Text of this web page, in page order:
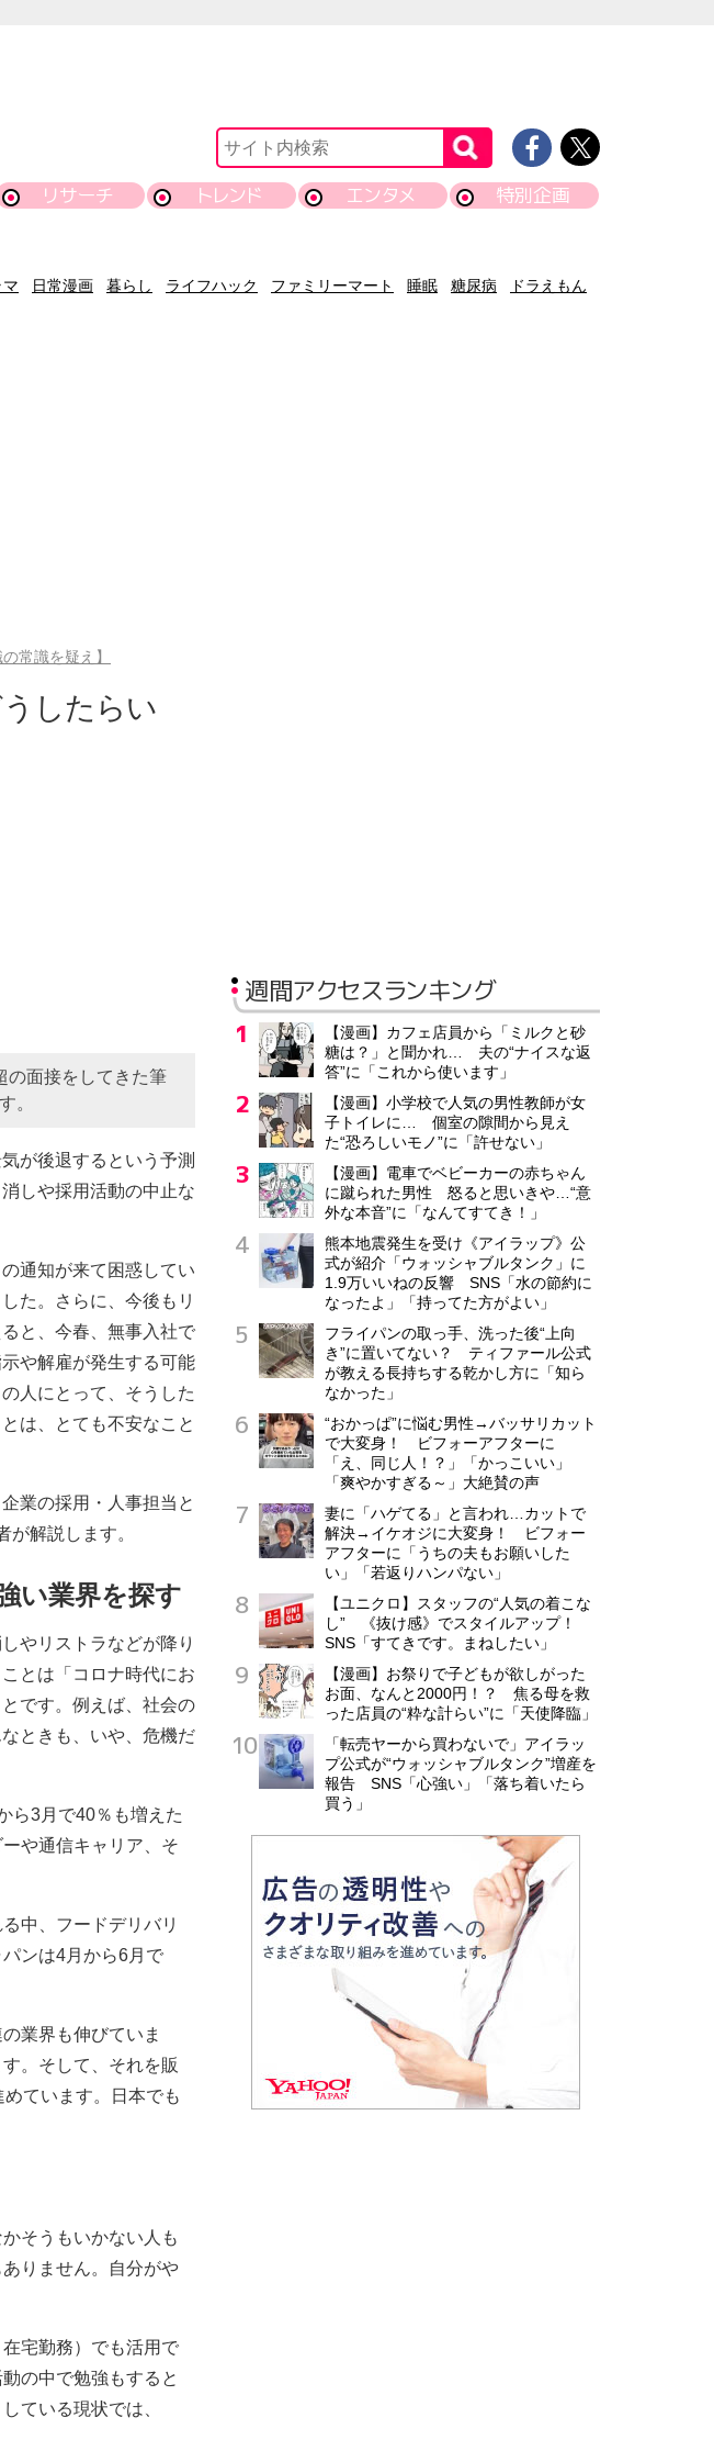
リサーチ トレンド エンタメ 特別企画
マ 日常漫画 暮らし ライフハック ファミリーマート 睡眠 糖尿病
ドラえもん
常識を疑え】
したらい
の面接をしてきた筆
。
が後退するという予測
しや採用活動の中止な
通知が来て困惑してい
た。さらに、今後もリ
と、今春、無事入社で
や解雇が発生する可能
人にとって、そうした
は、とても不安なこと
業の採用・人事担当と
が解説します。
い業界を探す
やリストラなどが降り
とは「コロナ時代にお
です。例えば、社会の
ときも、いや、危機だ
ら3月で40％も増えた
や通信キャリア、そ
中、フードデリバリ
ンは4月から6月で
業界も伸びていま
。そして、それを販
ています。日本でも
そうもいかない人も
りません。自分がや
宅勤務）でも活用で
の中で勉強もすると
ている現状では、
週間アクセスランキング
【漫画】カフェ店員から「ミルクと砂
糖は？」と聞かれ… 夫の“ナイスな返
答”に「これから使います」
【漫画】小学校で人気の男性教師が女
子トイレに… 個室の隙間から見え
た“恐ろしいモノ”に「許せない」
【漫画】電車でベビーカーの赤ちゃん
に蹴られた男性 怒ると思いきや…“意
外な本音”に「なんてすてき！」
熊本地震発生を受け《アイラップ》公
式が紹介「ウォッシャブルタンク」に
1.9万いいねの反響 SNS「水の節約に
なったよ」「持ってた方がよい」
フライパンの取っ手、洗った後“上向
き”に置いてない？ ティファール公式
が教える長持ちする乾かし方に「知ら
なかった」
“おかっぱ”に悩む男性→バッサリカット
で大変身！ ビフォーアフターに
「え、同じ人！？」「かっこいい」
「爽やかすぎる～」大絶賛の声
妻に「ハゲてる」と言われ…カットで
解決→イケオジに大変身！ ビフォー
アフターに「うちの夫もお願いした
い」「若返りハンパない」
【ユニクロ】スタッフの“人気の着こな
し” 《抜け感》でスタイルアップ！
SNS「すてきです。まねしたい」
【漫画】お祭りで子どもが欲しがった
お面、なんと2000円！？ 焦る母を救
った店員の“粋な計らい”に「天使降臨」
「転売ヤーから買わないで」アイラッ
プ公式が“ウォッシャブルタンク”増産を
報告 SNS「心強い」「落ち着いたら
買う」